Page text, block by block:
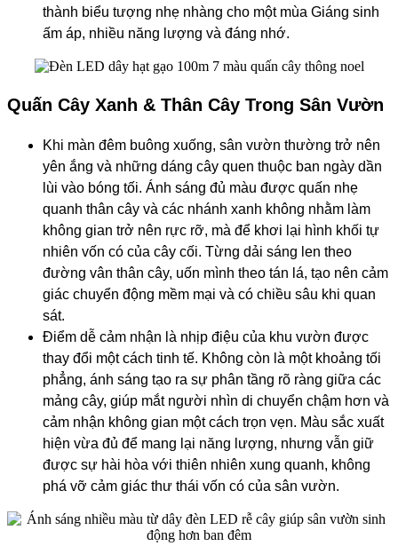
thành biểu tượng nhẹ nhàng cho một mùa Giáng sinh
ấm áp, nhiều năng lượng và đáng nhớ.
Quấn Cây Xanh & Thân Cây Trong Sân Vườn
Khi màn đêm buông xuống, sân vườn thường trở nên
yên ắng và những dáng cây quen thuộc ban ngày dần
lùi vào bóng tối. Ánh sáng đủ màu được quấn nhẹ
quanh thân cây và các nhánh xanh không nhằm làm
không gian trở nên rực rỡ, mà để khơi lại hình khối tự
nhiên vốn có của cây cối. Từng dải sáng len theo
đường vân thân cây, uốn mình theo tán lá, tạo nên cảm
giác chuyển động mềm mại và có chiều sâu khi quan
sát.
Điểm dễ cảm nhận là nhịp điệu của khu vườn được
thay đổi một cách tinh tế. Không còn là một khoảng tối
phẳng, ánh sáng tạo ra sự phân tầng rõ ràng giữa các
mảng cây, giúp mắt người nhìn di chuyển chậm hơn và
cảm nhận không gian một cách trọn vẹn. Màu sắc xuất
hiện vừa đủ để mang lại năng lượng, nhưng vẫn giữ
được sự hài hòa với thiên nhiên xung quanh, không
phá vỡ cảm giác thư thái vốn có của sân vườn.